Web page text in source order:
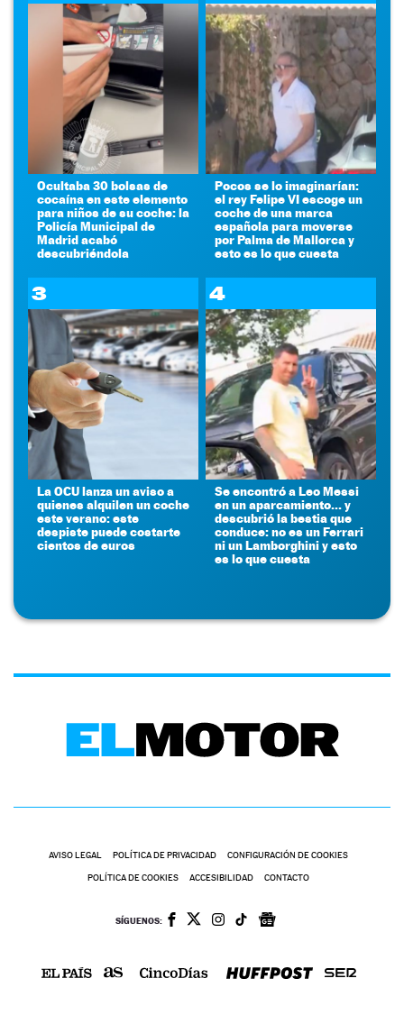
Ocultaba 30 bolsas de
cocaína en este elemento
para niños de su coche: la
Policía Municipal de
Madrid acabó
descubriéndola
Pocos se lo imaginarían:
el rey Felipe VI escoge un
coche de una marca
española para moverse
por Palma de Mallorca y
esto es lo que cuesta
3
La OCU lanza un aviso a
quienes alquilen un coche
este verano: este
despiste puede costarte
cientos de euros
4
Se encontró a Leo Messi
en un aparcamiento... y
descubrió la bestia que
conduce: no es un Ferrari
ni un Lamborghini y esto
es lo que cuesta
AVISO LEGAL POLÍTICA DE PRIVACIDAD CONFIGURACIÓN DE COOKIES
POLÍTICA DE COOKIES ACCESIBILIDAD CONTACTO
SÍGUENOS: